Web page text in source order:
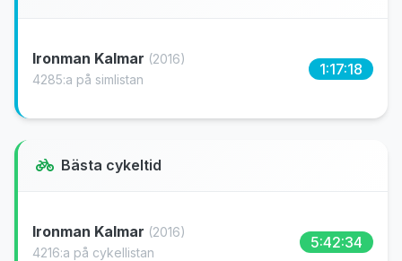
Ironman Kalmar (2016)
4285:a på simlistan
1:17:18
Bästa cykeltid
Ironman Kalmar (2016)
4216:a på cykellistan
5:42:34